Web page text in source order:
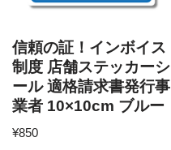
信頼の証！インボイス
制度 店舗ステッカーシ
ール 適格請求書発行事
業者 10×10cm ブルー
¥850